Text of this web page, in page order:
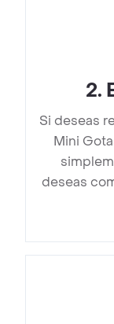
2.
Si deseas
Mini
deseas